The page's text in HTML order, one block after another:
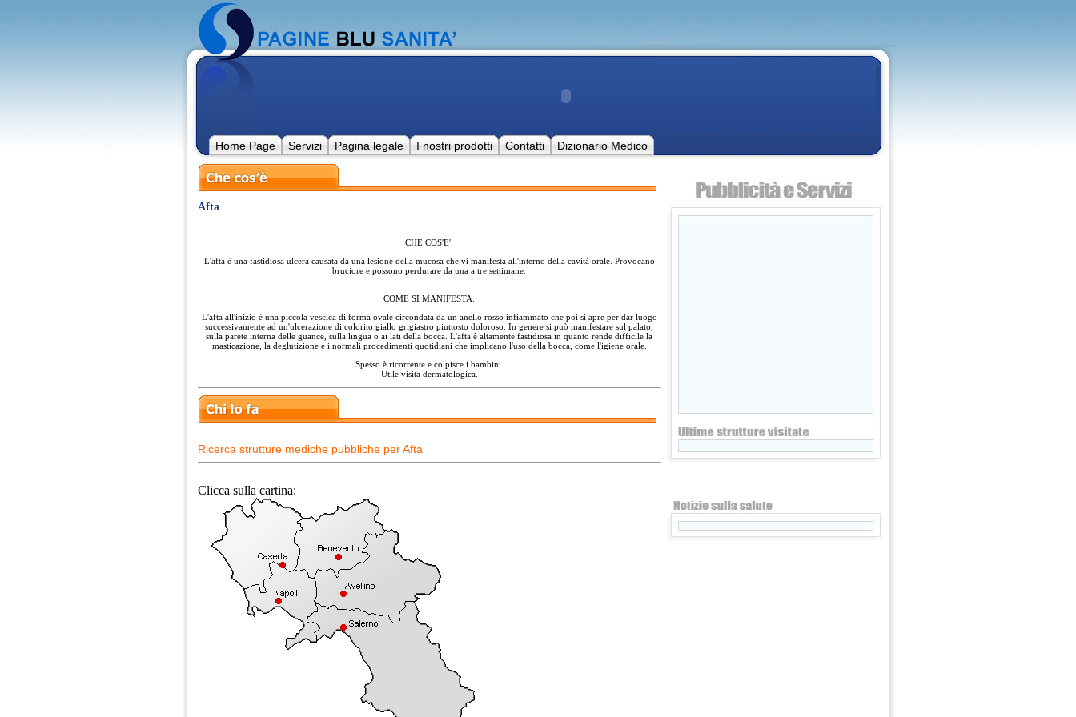
Home Page Servizi Pagina legale I nostri prodotti Contatti Dizionario Medico
Afta
CHE COS'E':
L'afta è una fastidiosa ulcera causata da una lesione della mucosa che vi manifesta all'interno della cavità orale. Provocano
bruciore e possono perdurare da una a tre settimane.
COME SI MANIFESTA:
L'afta all'inizio è una piccola vescica di forma ovale circondata da un anello rosso infiammato che poi si apre per dar luogo
successivamente ad un'ulcerazione di colorito giallo grigiastro piuttosto doloroso. In genere si può manifestare sul palato,
sulla parete interna delle guance, sulla lingua o ai lati della bocca. L'afta è altamente fastidiosa in quanto rende difficile la
masticazione, la deglutizione e i normali procedimenti quotidiani che implicano l'uso della bocca, come l'igiene orale.
Spesso è ricorrente e colpisce i bambini.
Utile visita dermatologica.
Ricerca strutture mediche pubbliche per Afta
Clicca sulla cartina: